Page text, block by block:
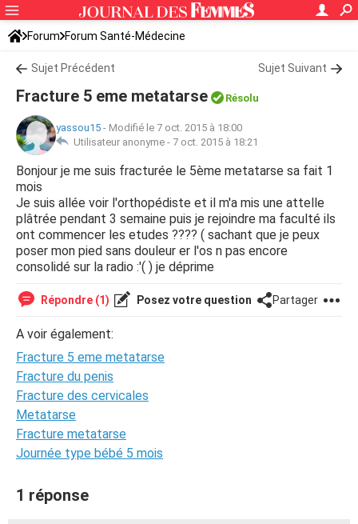
Forum Forum Santé-Médecine
Symptômes et maladies courantes
Sujet Précédent Sujet Suivant
Fracture 5 eme metatarse Résolu
yassou15 - Modifié le 7 oct. 2015 à 18:00
Utilisateur anonyme - 7 oct. 2015 à 18:21
Bonjour je me suis fracturée le 5ème metatarse sa fait 1
mois
Je suis allée voir l'orthopédiste et il m'a mis une attelle
plâtrée pendant 3 semaine puis je rejoindre ma faculté ils
ont commencer les etudes ???? ( sachant que je peux
poser mon pied sans douleur er l'os n pas encore
consolidé sur la radio :'( ) je déprime
Répondre (1) Posez votre question Partager
A voir également:
Fracture 5 eme metatarse
Fracture du penis
Fracture des cervicales
Metatarse
Fracture metatarse
Journée type bébé 5 mois
1 réponse